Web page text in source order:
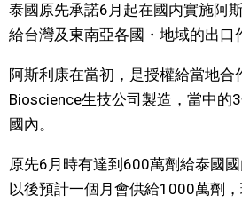
運動
工作勞動
泰國原先承諾6月起在國内實施阿
給台灣及東南亞各國・地域的出口
阿斯利康在當初，是授權給當地合
Bioscience生技公司製造，當中的
國內。
原先6月時有達到600萬劑給泰國
以後預計一個月會供給1000萬劑